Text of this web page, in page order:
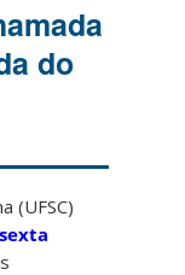
do
(UFSC)
sexta